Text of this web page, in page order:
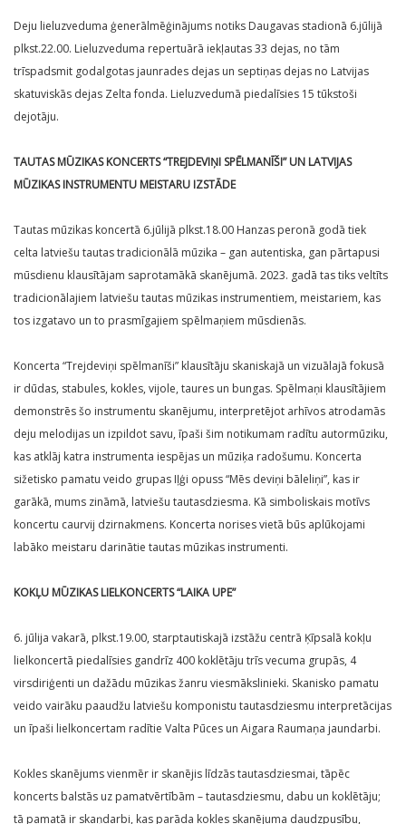
Deju lieluzveduma ģenerālmēģinājums notiks Daugavas stadionā 6.jūlijā
plkst.22.00. Lieluzveduma repertuārā iekļautas 33 dejas, no tām
trīspadsmit godalgotas jaunrades dejas un septiņas dejas no Latvijas
skatuviskās dejas Zelta fonda. Lieluzvedumā piedalīsies 15 tūkstoši
dejotāju.
TAUTAS MŪZIKAS KONCERTS “TREJDEVIŅI SPĒLMANĪŠI” UN LATVIJAS
MŪZIKAS INSTRUMENTU MEISTARU IZSTĀDE
Tautas mūzikas koncertā 6.jūlijā plkst.18.00 Hanzas peronā godā tiek
celta latviešu tautas tradicionālā mūzika – gan autentiska, gan pārtapusi
mūsdienu klausītājam saprotamākā skanējumā. 2023. gadā tas tiks veltīts
tradicionālajiem latviešu tautas mūzikas instrumentiem, meistariem, kas
tos izgatavo un to prasmīgajiem spēlmaņiem mūsdienās.
Koncerta “Trejdeviņi spēlmanīši” klausītāju skaniskajā un vizuālajā fokusā
ir dūdas, stabules, kokles, vijole, taures un bungas. Spēlmaņi klausītājiem
demonstrēs šo instrumentu skanējumu, interpretējot arhīvos atrodamās
deju melodijas un izpildot savu, īpaši šim notikumam radītu autormūziku,
kas atklāj katra instrumenta iespējas un mūziķa radošumu. Koncerta
sižetisko pamatu veido grupas Iļģi opuss “Mēs deviņi bāleliņi”, kas ir
garākā, mums zināmā, latviešu tautasdziesma. Kā simboliskais motīvs
koncertu caurvij dzirnakmens. Koncerta norises vietā būs aplūkojami
labāko meistaru darinātie tautas mūzikas instrumenti.
KOKĻU MŪZIKAS LIELKONCERTS “LAIKA UPE”
6. jūlija vakarā, plkst.19.00, starptautiskajā izstāžu centrā Ķīpsalā kokļu
lielkoncertā piedalīsies gandrīz 400 koklētāju trīs vecuma grupās, 4
virsdiriģenti un dažādu mūzikas žanru viesmākslinieki. Skanisko pamatu
veido vairāku paaudžu latviešu komponistu tautasdziesmu interpretācijas
un īpaši lielkoncertam radītie Valta Pūces un Aigara Raumaņa jaundarbi.
Kokles skanējums vienmēr ir skanējis līdzās tautasdziesmai, tāpēc
koncerts balstās uz pamatvērtībām – tautasdziesmu, dabu un koklētāju;
tā pamatā ir skaņdarbi, kas parāda kokles skanējuma daudzpusību,